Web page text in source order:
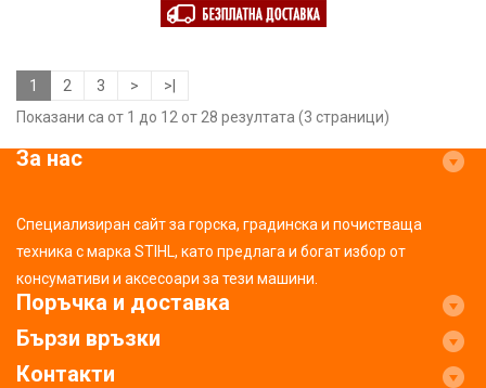
1 2 3 >
>|
Показани са от 1 до 12 от 28 резултата (3 страници)
За нас
Специализиран сайт за горска, градинска и почистваща
техника с марка STIHL, като предлага и богат избор от
консумативи и аксесоари за тези машини.
Поръчка и доставка
Бързи връзки
Контакти